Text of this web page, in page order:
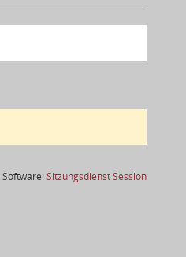
Software:SitzungsdienstSession(Wird in